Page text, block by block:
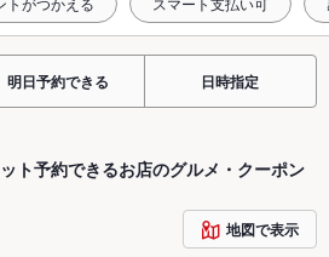
明日予約できる 日時指定
ト予約できるお店のグルメ・クーポン
地図で表示